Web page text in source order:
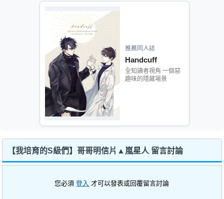
推薦同人誌
Handcuff
全知讀者視角 一個惡
趣味的隱藏場景
【我培育的S級們】哥哥明信片▲嵐星人 留言討論
您必須登入 才可以發表或回覆留言討論